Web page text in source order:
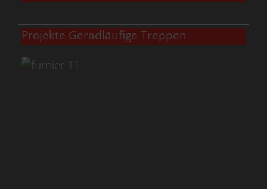
Projekte Geradläufige Treppen